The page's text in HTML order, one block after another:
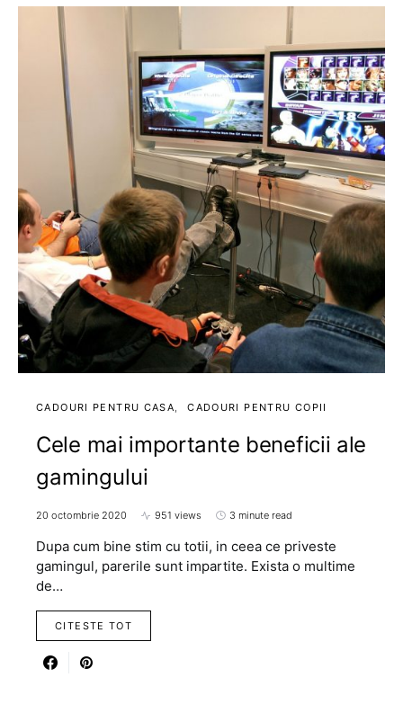
CADOURI PENTRU CASA CADOURI PENTRU COPII
Cele mai importante beneficii ale
gamingului
20 octombrie 2020 951 views 3 minute read
Dupa cum bine stim cu totii, in ceea ce priveste
gamingul, parerile sunt impartite. Exista o multime
de…
CITESTE TOT